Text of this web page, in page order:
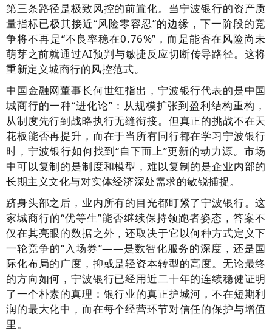
第三条路径是极致风控的前置化。当宁波银行的资产质
量指标已极其接近“风险零容忍”的边缘，下一阶段的竞
争将不再是“不良率稳在0.76%”，而是能否在风险尚未
萌芽之前就通过AI预判与敏捷反应切断传导路径。这将
重新定义城商行的风控范式。
中国金融网董事长何世红指出，宁波银行代表的是中国
城商行的一种“进化论”：从规模扩张到盈利结构重构，
从制度先行到战略执行无缝衔接。但真正的挑战不在天
花板能否再提升，而在于当所有同行都在学习宁波银行
时，宁波银行如何找到“自下而上”更新的动力源。市场
中可以复制的是制度和模型，难以复制的是企业内部的
长期主义文化与对实体经济深处需求的敏锐捕捉。
跻身头部之后，业内所有的目光都盯紧了宁波银行。这
家城商行的“优等生”能否继续保持领跑者姿态，答案不
仅在其亮眼的数据之外，还取决于它以何种方式定义下
一轮竞争的“入场券”——是数智化服务的深度，还是国
际化布局的广度，抑或是轻资本转型的高度。无论最终
的方向如何，宁波银行已经用近二十年的连续稳健证明
了一个朴素的真理：银行业的真正护城河，不在短期利
润的最大化中，而在每个经营环节对信任的保护与增值
里。